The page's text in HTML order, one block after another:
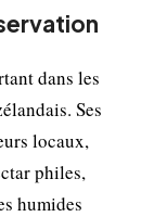
dans les
Ses
locaux,
philes,
humides